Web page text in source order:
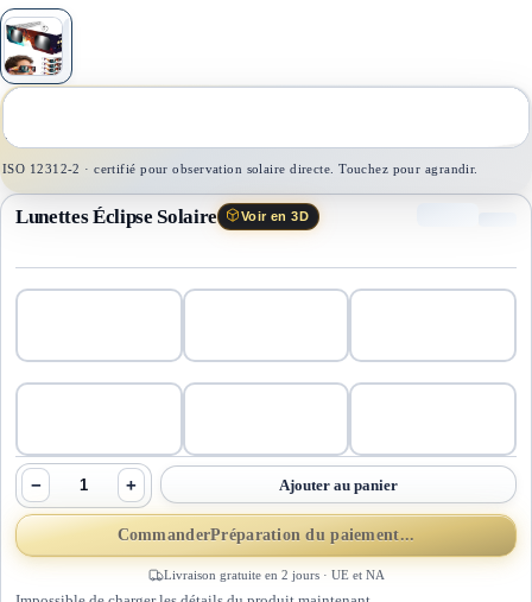
1
ISO 12312-2 · certifié pour observation solaire directe. Touchez pour agrandir.
Lunettes Éclipse Solaire Voir en 3D
− + Ajouter au panier
CommanderPréparation du paiement...
Livraison gratuite en 2 jours · UE et NA